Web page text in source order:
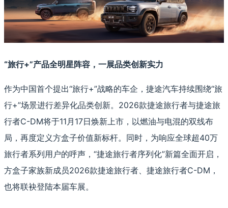
“旅行+”产品全明星阵容，一展品类创新实力
作为中国首个提出“旅行+”战略的车企，捷途汽车持续围绕“旅
行+”场景进行差异化品类创新。2026款捷途旅行者与捷途旅
行者C-DM将于11月17日焕新上市，以燃油与电混的双线布
局，再度定义方盒子价值新标杆。同时，为响应全球超40万
旅行者系列用户的呼声，“捷途旅行者序列化”新篇全面开启，
方盒子家族新成员2026款捷途旅行者、捷途旅行者C-DM，
也将联袂登陆本届车展。